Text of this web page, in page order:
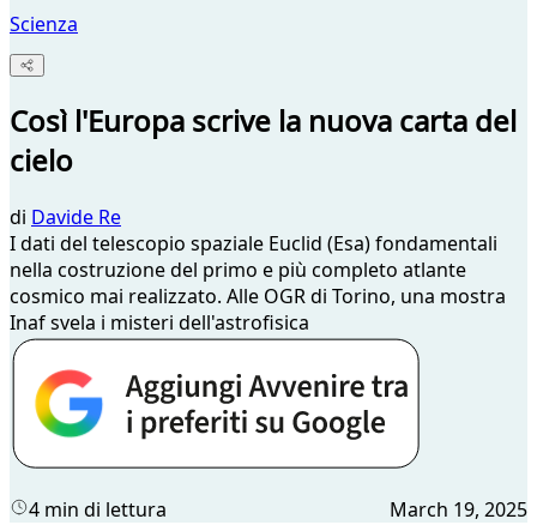
Scienza
Così l'Europa scrive la nuova carta del
cielo
di Davide Re
I dati del telescopio spaziale Euclid (Esa) fondamentali
nella costruzione del primo e più completo atlante
cosmico mai realizzato. Alle OGR di Torino, una mostra
Inaf svela i misteri dell'astrofisica
4 min di lettura March 19, 2025